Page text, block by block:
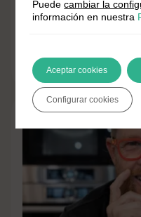
Azuki White
Dietista y nutricionista
saludable
Puedecambiar la
información en nuestra
Aceptar cookies
Configurar cookies